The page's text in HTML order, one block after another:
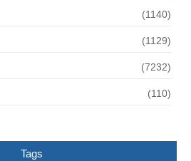
(1140)
(1129)
(7232)
(110)
Tags